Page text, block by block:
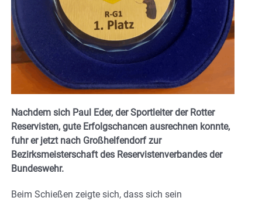
Nachdem sich Paul Eder, der Sportleiter der Rotter
Reservisten, gute Erfolgschancen ausrechnen konnte,
fuhr er jetzt nach Großhelfendorf zur
Bezirksmeisterschaft des Reservistenverbandes der
Bundeswehr.
Beim Schießen zeigte sich, dass sich sein